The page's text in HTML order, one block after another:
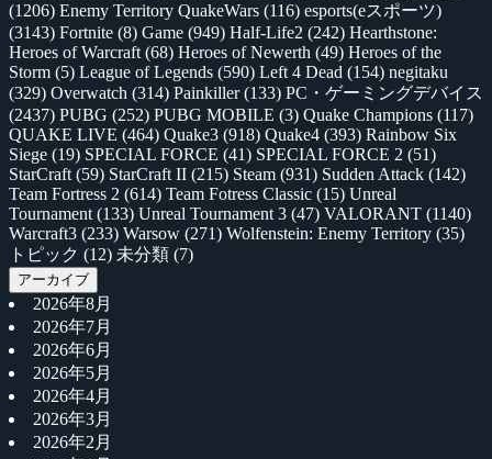
(1206) Enemy Territory QuakeWars (116) esports(eスポーツ)
(3143) Fortnite (8) Game (949) Half-Life2 (242) Hearthstone:
Heroes of Warcraft (68) Heroes of Newerth (49) Heroes of the
Storm (5) League of Legends (590) Left 4 Dead (154) negitaku
(329) Overwatch (314) Painkiller(133) PC・ゲーミングデバイス
(2437) PUBG (252) PUBG MOBILE (3) Quake Champions (117)
QUAKE LIVE (464) Quake3 (918) Quake4 (393) Rainbow Six
Siege (19) SPECIAL FORCE (41) SPECIAL FORCE 2 (51)
StarCraft (59) StarCraft II (215) Steam (931) Sudden Attack (142)
Team Fortress 2 (614) Team Fotress Classic (15) Unreal
Tournament (133) Unreal Tournament 3 (47) VALORANT (1140)
Warcraft3 (233) Warsow (271) Wolfenstein: Enemy Territory (35)
トピック (12) 未分類 (7)
アーカイブ
2026年8月
2026年7月
2026年6月
2026年5月
2026年4月
2026年3月
2026年2月